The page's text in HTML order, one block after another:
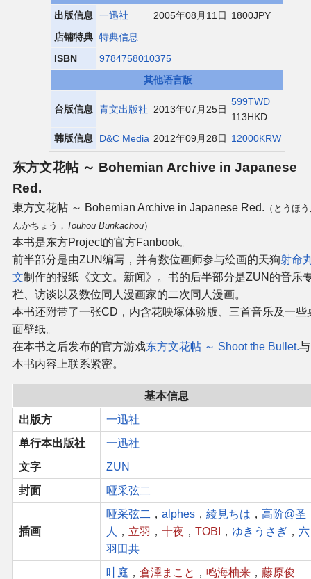
出版信息
一迅社 2005年08月11日 1800JPY
店铺特典 特典信息
ISBN
9784758010375
其他语言版
台版信息 青文出版社 2013年07月25日
599TWD
113HKD
韩版信息
D&C Media 2012年09月28日 12000KRW
东方文花帖 ～ Bohemian Archive in Japanese
Red.
東方文花帖 ～ Bohemian Archive in Japanese Red. （とうほ
んかちょう， Touhou Bunkachou）
本书是东方Project的官方Fanbook。
前半部分是由ZUN编写，并有数位画师参与绘画的天狗射命
文制作的报纸《文文。新闻》。书的后半部分是ZUN的音乐
栏、访谈以及数位同人漫画家的二次同人漫画。
本书还附带了一张CD，内含花映塚体验版、三首音乐及一些
面壁纸。
在本书之后发布的官方游戏东方文花帖 ～ Shoot the Bullet.与
本书内容上联系紧密。
基本信息
出版方
一迅社
单行本出版社
一迅社
文字
ZUN
封面
哑采弦二
插画
哑采弦二 ， alphes ， 綾見ちは ， 高阶@圣
人
， 立羽 ， 十夜 ， TOBI ， ゆきうさぎ ， 六
羽田共
叶庭 ， 倉澤まこと ， 鸣海柚来 ， 藤原俊
同人二次创作
同人社团列表
同人专辑分类
同人软件列表
同人角色列表
同人视频列表
其他形式同人
THB相关项目
THB策划
THB媒体
THB协力
其他
联系管理员